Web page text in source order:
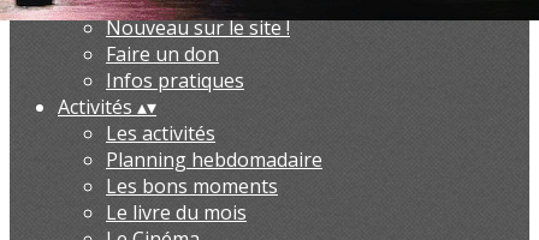
Nouveau sur le site !
Faire un don
Infos pratiques
Activités ▴▾
Les activités
Planning hebdomadaire
Les bons moments
Le livre du mois